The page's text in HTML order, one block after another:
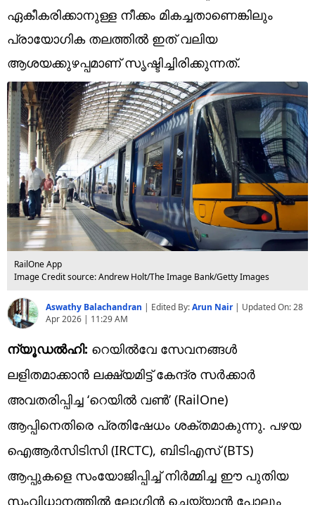
Web Story
Short Videos
ഏകീകരിക്കാനുള്ള നീക്കം മികച്ചതാണെങ്കിലും
പ്രായോഗിക തലത്തിൽ ഇത് വലിയ
ആശയക്കുഴപ്പമാണ് സൃഷ്ടിച്ചിരിക്കുന്നത്.
RailOne App
Image Credit source: Andrew Holt/The Image Bank/Getty Images
Aswathy Balachandran | Edited By:Arun Nair | Updated On:28
Apr 2026 | 11:29 AM
ന്യൂഡൽഹി: റെയിൽവേ സേവനങ്ങൾ
ലളിതമാക്കാൻ ലക്ഷ്യമിട്ട് കേന്ദ്ര സർക്കാർ
അവതരിപ്പിച്ച ‘റെയിൽ വൺ’ (RailOne)
ആപ്പിനെതിരെ പ്രതിഷേധം ശക്തമാകുന്നു. പഴയ
ഐആർസിടിസി (IRCTC), ബിടിഎസ് (BTS)
ആപ്പുകളെ സംയോജിപ്പിച്ച് നിർമ്മിച്ച ഈ പുതിയ
സംവിധാനത്തിൽ ലോഗിൻ ചെയ്യാൻ പോലും